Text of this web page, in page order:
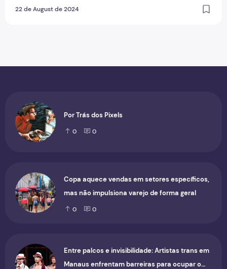
22 de August de 2024
Por Trás dos Pixels
0 0
Copa aquece vendas em setores específicos,
mas não impulsiona varejo de forma geral
0 0
Entre palcos e invisibilidade: Artistas trans em
Manaus enfrentam barreiras para ocupar o